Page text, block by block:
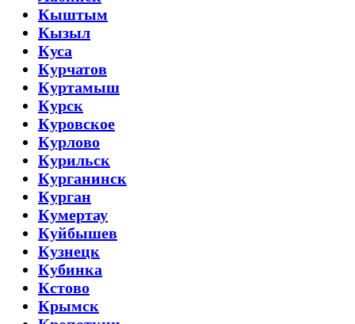
Кыштым
Кызыл
Куса
Курчатов
Куртамыш
Курск
Куровское
Курлово
Курильск
Курганинск
Курган
Кумертау
Куйбышев
Кузнецк
Кубинка
Кстово
Крымск